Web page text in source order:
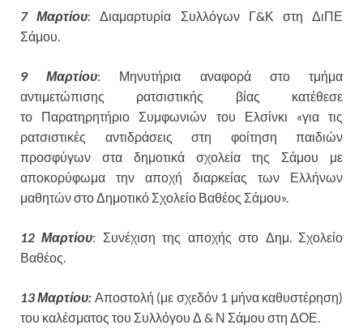
7 Μαρτίου: Διαμαρτυρία Συλλόγων Γ&Κ στη ΔιΠΕ
Σάμου.
9 Μαρτίου: Μηνυτήρια αναφορά στο τμήμα
αντιμετώπισης ρατσιστικής βίας κατέθεσε
το Παρατηρητήριο Συμφωνιών του Ελσίνκι «για τις
ρατσιστικές αντιδράσεις στη φοίτηση παιδιών
προσφύγων στα δημοτικά σχολεία της Σάμου με
αποκορύφωμα την αποχή διαρκείας των Ελλήνων
μαθητών στο Δημοτικό Σχολείο Βαθέος Σάμου».
12 Μαρτίου: Συνέχιση της αποχής στο Δημ. Σχολείο
Βαθέος.
13 Μαρτίου: Αποστολή (με σχεδόν 1 μήνα καθυστέρηση)
του καλέσματος του Συλλόγου Δ & Ν Σάμου στη ΔΟΕ.